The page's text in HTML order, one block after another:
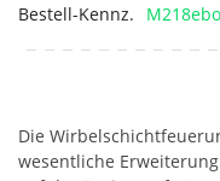
Bestell-Kennz.
Die
wesentliche